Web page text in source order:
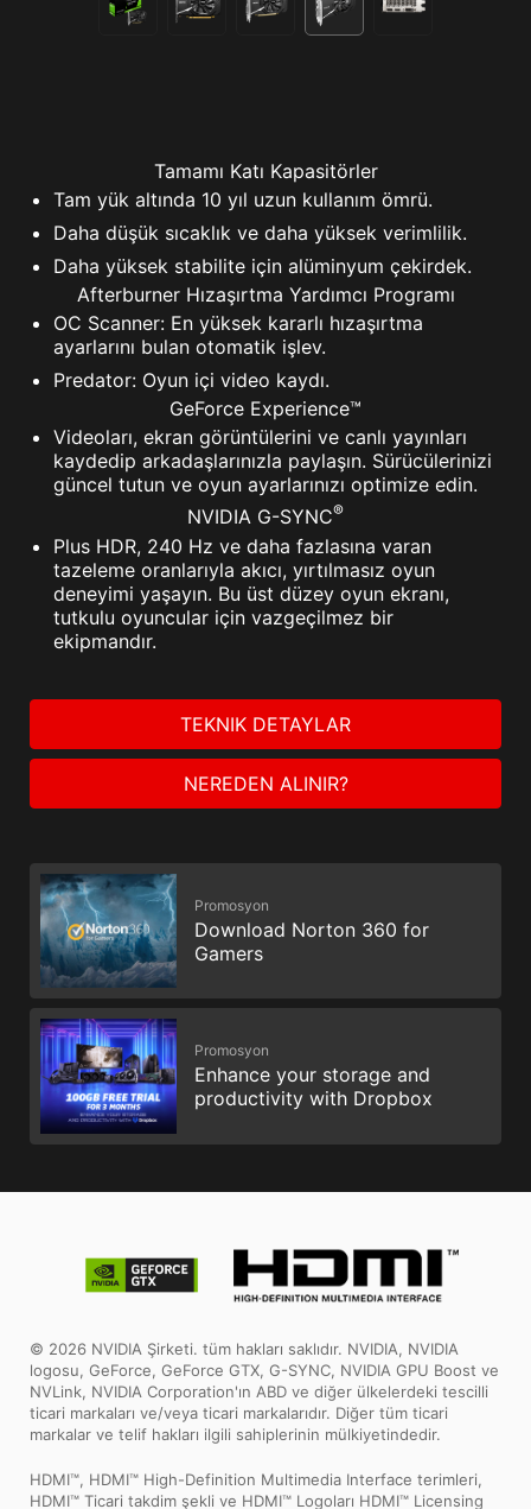
Tamamı Katı Kapasitörler
Tam yük altında 10 yıl uzun kullanım ömrü.
Daha düşük sıcaklık ve daha yüksek verimlilik.
Daha yüksek stabilite için alüminyum çekirdek.
Afterburner Hızaşırtma Yardımcı Programı
OC Scanner: En yüksek kararlı hızaşırtma
ayarlarını bulan otomatik işlev.
Predator: Oyun içi video kaydı.
GeForce Experience™
Videoları, ekran görüntülerini ve canlı yayınları
kaydedip arkadaşlarınızla paylaşın. Sürücülerinizi
güncel tutun ve oyun ayarlarınızı optimize edin.
NVIDIA G-SYNC®
Plus HDR, 240 Hz ve daha fazlasına varan
tazeleme oranlarıyla akıcı, yırtılmasız oyun
deneyimi yaşayın. Bu üst düzey oyun ekranı,
tutkulu oyuncular için vazgeçilmez bir
ekipmandır.
TEKNIK DETAYLAR
NEREDEN ALINIR?
Promosyon
Download Norton 360 for
Gamers
Promosyon
Enhance your storage and
productivity with Dropbox
© 2026 NVIDIA Şirketi. tüm hakları saklıdır. NVIDIA, NVIDIA
logosu, GeForce, GeForce GTX, G-SYNC, NVIDIA GPU Boost ve
NVLink, NVIDIA Corporation'ın ABD ve diğer ülkelerdeki tescilli
ticari markaları ve/veya ticari markalarıdır. Diğer tüm ticari
markalar ve telif hakları ilgili sahiplerinin mülkiyetindedir.
HDMI™, HDMI™ High-Definition Multimedia Interface terimleri,
HDMI™ Ticari takdim şekli ve HDMI™ Logoları HDMI™ Licensing